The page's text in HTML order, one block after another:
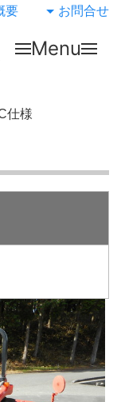
要 お問合せ
Menu
仕様